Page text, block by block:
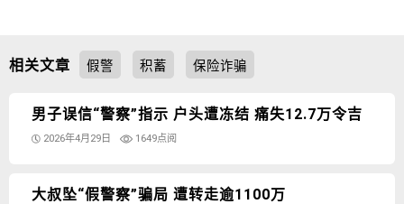
相关文章 假警 积蓄 保险诈骗
男子误信“警察”指示 户头遭冻结 痛失12.7万令吉
2026年4月29日 1649点阅
大叔坠“假警察”骗局 遭转走逾1100万